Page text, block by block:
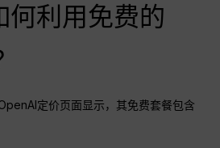
何利用免费的
定价页面显示，其免费套餐包含